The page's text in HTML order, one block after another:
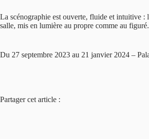
La scénographie est ouverte, fluide et intuitive :
salle, mis en lumière au propre comme au
Du 27 septembre 2023 au 21 janvier 2024 –
Partager cet article :